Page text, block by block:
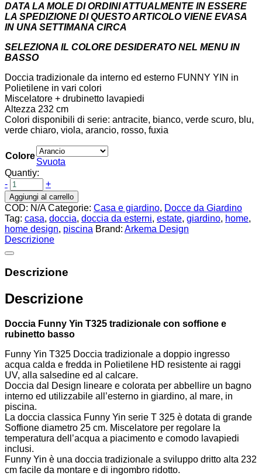
DATA LA MOLE DI ORDINI ATTUALMENTE IN ESSERE
LA SPEDIZIONE DI QUESTO ARTICOLO VIENE EVASA
IN UNA SETTIMANA CIRCA
SELEZIONA IL COLORE DESIDERATO NEL MENU IN
BASSO
Doccia tradizionale da interno ed esterno FUNNY YIN in
Polietilene in vari colori
Miscelatore + drubinetto lavapiedi
Altezza 232 cm
Colori disponibili di serie: antracite, bianco, verde scuro, blu,
verde chiaro, viola, arancio, rosso, fuxia
Colore
Svuota
Quantiy:
-
+
Aggiungi al carrello
COD: N/A Categorie: Casa e giardino, Docce da Giardino
Tag: casa, doccia, doccia da esterni, estate, giardino, home,
home design, piscina Brand: Arkema Design
Descrizione
Descrizione
Descrizione
Doccia Funny Yin T325 tradizionale con soffione e
rubinetto basso
Funny Yin T325 Doccia tradizionale a doppio ingresso
acqua calda e fredda in Polietilene HD resistente ai raggi
UV, alla salsedine ed al calcare.
Doccia dal Design lineare e colorata per abbellire un bagno
interno ed utilizzabile all’esterno in giardino, al mare, in
piscina.
La doccia classica Funny Yin serie T 325 è dotata di grande
Soffione diametro 25 cm. Miscelatore per regolare la
temperatura dell’acqua a piacimento e comodo lavapiedi
inclusi.
Funny Yin è una doccia tradizionale a sviluppo dritto alta 232
cm facile da montare e di ingombro ridotto.